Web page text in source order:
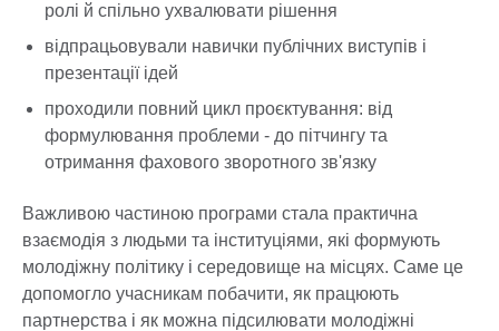
ролі й спільно ухвалювати рішення
відпрацьовували навички публічних виступів і
презентації ідей
проходили повний цикл проєктування: від
формулювання проблеми - до пітчингу та
отримання фахового зворотного зв'язку
Важливою частиною програми стала практична
взаємодія з людьми та інституціями, які формують
молодіжну політику і середовище на місцях. Саме це
допомогло учасникам побачити, як працюють
партнерства і як можна підсилювати молодіжні